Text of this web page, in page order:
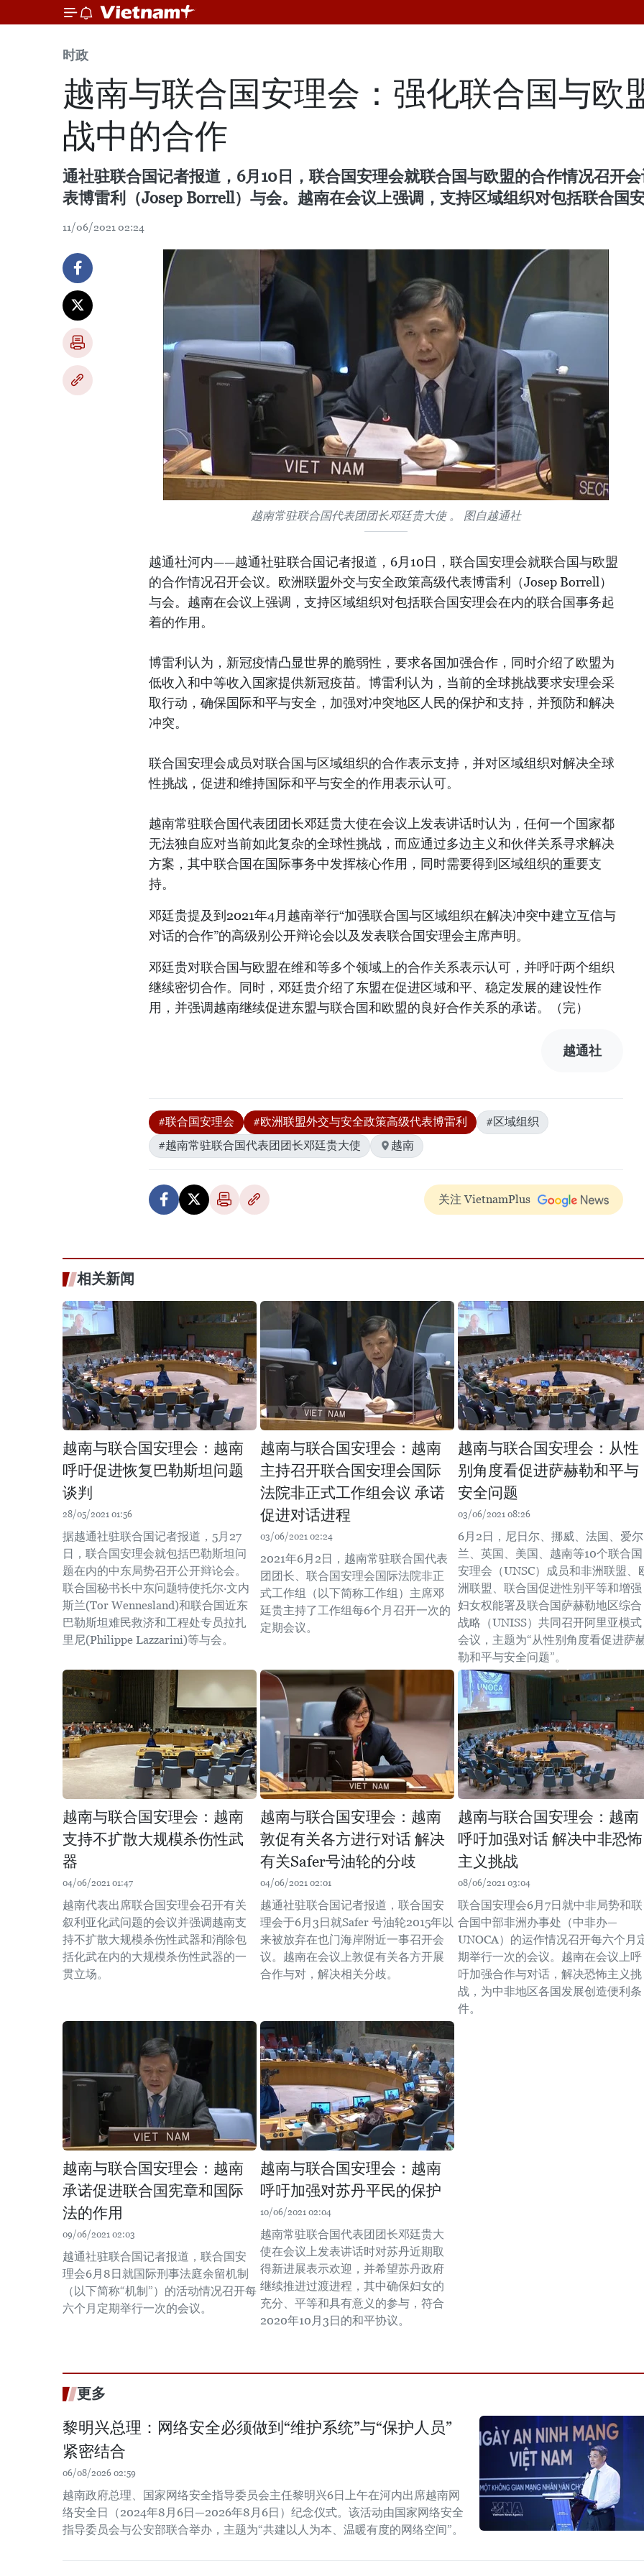
时政
越南与联合国安理会：强化联合国与欧
战中的合作
通社驻联合国记者报道，6月10日，联合国安理会就联合国与欧盟的合作情况召开
表博雷利（Josep Borrell）与会。越南在会议上强调，支持区域组织对包括联合国
11/06/2021 02:24
越南常驻联合国代表团团长邓廷贵大使 。 图自越通社
越通社河内——越通社驻联合国记者报道，6月10日，联合国安理会就联合国与欧盟
的合作情况召开会议。欧洲联盟外交与安全政策高级代表博雷利（Josep Borrell）
与会。越南在会议上强调，支持区域组织对包括联合国安理会在内的联合国事务起
着的作用。
博雷利认为，新冠疫情凸显世界的脆弱性，要求各国加强合作，同时介绍了欧盟为
低收入和中等收入国家提供新冠疫苗。博雷利认为，当前的全球挑战要求安理会采
取行动，确保国际和平与安全，加强对冲突地区人民的保护和支持，并预防和解决
冲突。
联合国安理会成员对联合国与区域组织的合作表示支持，并对区域组织对解决全球
性挑战，促进和维持国际和平与安全的作用表示认可。
越南常驻联合国代表团团长邓廷贵大使在会议上发表讲话时认为，任何一个国家都
无法独自应对当前如此复杂的全球性挑战，而应通过多边主义和伙伴关系寻求解决
方案，其中联合国在国际事务中发挥核心作用，同时需要得到区域组织的重要支
持。
邓廷贵提及到2021年4月越南举行“加强联合国与区域组织在解决冲突中建立互信与
对话的合作”的高级别公开辩论会以及发表联合国安理会主席声明。
邓廷贵对联合国与欧盟在维和等多个领域上的合作关系表示认可，并呼吁两个组织
继续密切合作。同时，邓廷贵介绍了东盟在促进区域和平、稳定发展的建设性作
用，并强调越南继续促进东盟与联合国和欧盟的良好合作关系的承诺。（完）
越通社
#联合国安理会 #欧洲联盟外交与安全政策高级代表博雷利
#区域组织
#越南常驻联合国代表团团长邓廷贵大使
越南
关注 VietnamPlus
相关新闻
越南与联合国安理会：越南
呼吁促进恢复巴勒斯坦问题
谈判
28/05/2021 01:56
据越通社驻联合国记者报道，5月27
日，联合国安理会就包括巴勒斯坦问
题在内的中东局势召开公开辩论会。
联合国秘书长中东问题特使托尔·文内
斯兰(Tor Wennesland)和联合国近东
巴勒斯坦难民救济和工程处专员拉扎
里尼(Philippe Lazzarini)等与会。
越南与联合国安理会：越南
主持召开联合国安理会国际
法院非正式工作组会议 承诺
促进对话进程
03/06/2021 02:24
2021年6月2日，越南常驻联合国代表
团团长、联合国安理会国际法院非正
式工作组（以下简称工作组）主席邓
廷贵主持了工作组每6个月召开一次的
定期会议。
越南与联合国安理会：从性
别角度看促进萨赫勒和平与
安全问题
03/06/2021 08:26
6月2日，尼日尔、挪威、法国、爱尔
兰、英国、美国、越南等10个联合国
安理会（UNSC）成员和非洲联盟、
洲联盟、联合国促进性别平等和增强
妇女权能署及联合国萨赫勒地区综合
战略（UNISS）共同召开阿里亚模式
会议，主题为“从性别角度看促进萨
勒和平与安全问题”。
越南与联合国安理会：越南
支持不扩散大规模杀伤性武
器
04/06/2021 01:47
越南代表出席联合国安理会召开有关
叙利亚化武问题的会议并强调越南支
持不扩散大规模杀伤性武器和消除包
括化武在内的大规模杀伤性武器的一
贯立场。
越南与联合国安理会：越南
敦促有关各方进行对话 解决
有关Safer号油轮的分歧
04/06/2021 02:01
越通社驻联合国记者报道，联合国安
理会于6月3日就Safer 号油轮2015年以
来被放弃在也门海岸附近一事召开会
议。越南在会议上敦促有关各方开展
合作与对，解决相关分歧。
越南与联合国安理会：越南
呼吁加强对话 解决中非恐怖
主义挑战
08/06/2021 03:04
联合国安理会6月7日就中非局势和联
合国中部非洲办事处（中非办—
UNOCA）的运作情况召开每六个月
期举行一次的会议。越南在会议上呼
吁加强合作与对话，解决恐怖主义挑
战，为中非地区各国发展创造便利条
件。
越南与联合国安理会：越南
承诺促进联合国宪章和国际
法的作用
09/06/2021 02:03
越通社驻联合国记者报道，联合国安
理会6月8日就国际刑事法庭余留机制
（以下简称“机制”）的活动情况召开每
六个月定期举行一次的会议。
越南与联合国安理会：越南
呼吁加强对苏丹平民的保护
10/06/2021 02:04
越南常驻联合国代表团团长邓廷贵大
使在会议上发表讲话时对苏丹近期取
得新进展表示欢迎，并希望苏丹政府
继续推进过渡进程，其中确保妇女的
充分、平等和具有意义的参与，符合
2020年10月3日的和平协议。
更多
黎明兴总理：网络安全必须做到“维护系统”与“保护人员”
紧密结合
06/08/2026 02:59
越南政府总理、国家网络安全指导委员会主任黎明兴6日上午在河内出席越南网
络安全日（2024年8月6日—2026年8月6日）纪念仪式。该活动由国家网络安全
指导委员会与公安部联合举办，主题为“共建以人为本、温暖有度的网络空间”。